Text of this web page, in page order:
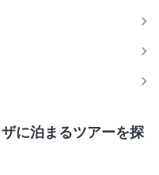
に泊まるツアーを探